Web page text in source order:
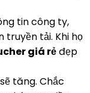
tin công ty,
truyền tải. Khi họ
giá rẻđẹp
tăng. Chắc